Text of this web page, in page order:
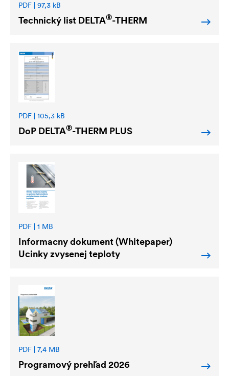
PDF | 97,3 kB
Technický list DELTA®-THERM
PDF | 105,3 kB
DoP DELTA®-THERM PLUS
PDF | 1 MB
Informacny dokument (Whitepaper)
Ucinky zvysenej teploty
PDF | 7,4 MB
Programový prehľad 2026